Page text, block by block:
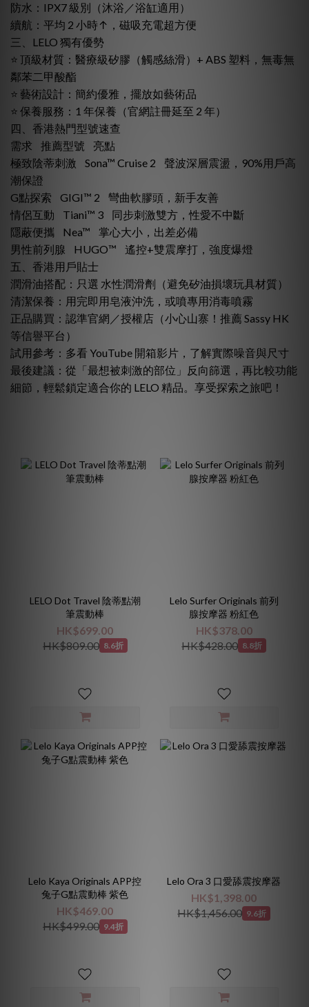
防水：IPX7 級別（沐浴／浴缸適用）
續航：平均 2 小時↑，磁吸充電超方便
三、LELO 獨有優勢
⭐ 頂級材質：醫療級矽膠（觸感絲滑）+ ABS 塑料，無毒無
鄰苯二甲酸酯
⭐ 藝術設計：簡約優雅，擺放如藝術品
⭐ 保養服務：1 年保養（官網註冊延至 2 年）
四、香港熱門型號速查
需求 推薦型號 亮點
極致陰蒂刺激 Sona™ Cruise 2 聲波深層震盪，90%用戶高
潮保證
G點探索 GIGI™ 2 彎曲軟膠頭，新手友善
情侶互動 Tiani™ 3 同步刺激雙方，性愛不中斷
隱蔽便攜 Nea™ 掌心大小，出差必備
男性前列腺 HUGO™ 遙控+雙震摩打，強度爆燈
五、香港用戶貼士
潤滑油搭配：只選 水性潤滑劑（避免矽油損壞玩具材質）
清潔保養：用完即用皂液沖洗，或噴專用消毒噴霧
正品購買：認準官網／授權店（小心山寨！推薦 Sassy HK
等信譽平台）
試用參考：多看 YouTube 開箱影片，了解實際噪音與尺寸
最後建議：從「最想被刺激的部位」反向篩選，再比較功能
細節，輕鬆鎖定適合你的 LELO 精品。享受探索之旅吧！
LELO Dot Travel 陰蒂點潮
筆震動棒
HK$699.00
HK$809.00 8.6折
Lelo Surfer Originals 前列
腺按摩器 粉紅色
HK$378.00
HK$428.00 8.8折
Lelo Kaya Originals APP控
兔子G點震動棒 紫色
HK$469.00
HK$499.00 9.4折
Lelo Ora 3 口愛舔震按摩器
HK$1,398.00
HK$1,456.00 9.6折